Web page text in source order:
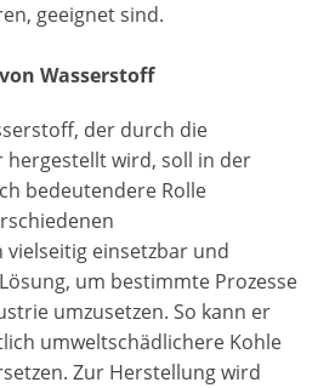
geeignet sind.
Wasserstoff
der durch die
hergestellt wird, soll in der
bedeutendere Rolle
einsetzbar und
um bestimmte Prozesse
umzusetzen. So kann er
umweltschädlichere Kohle
Zur Herstellung wird